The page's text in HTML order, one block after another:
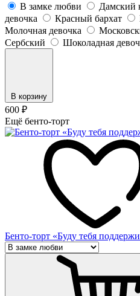
В замке любви
Дамский
девочка
Красный бархат
Молочная девочка
Сербский
Шоколадная
В корзину
600 ₽
Ещё бенто-торт
Бенто-торт «Буду тебя